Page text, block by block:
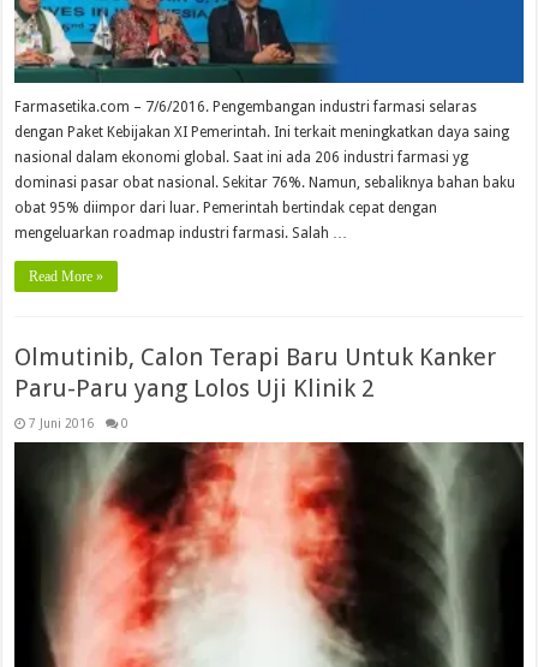
Farmasetika.com – 7/6/2016. Pengembangan industri farmasi selaras
dengan Paket Kebijakan XI Pemerintah. Ini terkait meningkatkan daya saing
nasional dalam ekonomi global. Saat ini ada 206 industri farmasi yg
dominasi pasar obat nasional. Sekitar 76%. Namun, sebaliknya bahan baku
obat 95% diimpor dari luar. Pemerintah bertindak cepat dengan
mengeluarkan roadmap industri farmasi. Salah …
Read More »
Olmutinib, Calon Terapi Baru Untuk Kanker
Paru-Paru yang Lolos Uji Klinik 2
7 Juni 2016 0